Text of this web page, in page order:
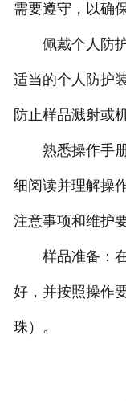
需要遵守，以确
佩戴个人防护
适当的个人防护
防止样品溅射或
熟悉操作手册
细阅读并理解操
注意事项和维护要
样品准备：在
好，并按照操作
珠）。